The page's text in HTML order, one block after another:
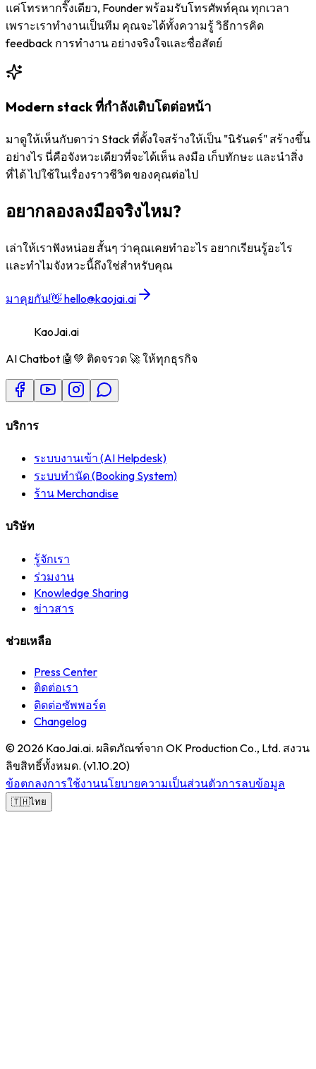
แค่โทรหากริ๊งเดียว, Founder พร้อมรับโทรศัพท์คุณ ทุกเวลา
เพราะเราทำงานเป็นทีม คุณจะได้ทั้งความรู้ วิธีการคิด
feedback การทำงาน อย่างจริงใจและซื่อสัตย์
Modern stack ที่กำลังเติบโตต่อหน้า
มาดูให้เห็นกับตาว่า Stack ที่ตั้งใจสร้างให้เป็น "นิรันดร์" สร้างขึ้น
อย่างไร นี่คือจังหวะเดียวที่จะได้เห็น ลงมือ เก็บทักษะ และนำสิ่ง
ที่ได้ ไปใช้ในเรื่องราวชีวิต ของคุณต่อไป
อยากลองลงมือจริงไหม?
เล่าให้เราฟังหน่อย สั้นๆ ว่าคุณเคยทำอะไร อยากเรียนรู้อะไร
และทำไมจังหวะนี้ถึงใช่สำหรับคุณ
มาคุยกัน!👋hello@kaojai.ai
KaoJai.ai
AI Chatbot 🤖💚 ติดจรวด 🚀 ให้ทุกธุรกิจ
บริการ
ระบบงานเข้า (AI Helpdesk)
ระบบทำนัด (Booking System)
ร้าน Merchandise
บริษัท
รู้จักเรา
ร่วมงาน
Knowledge Sharing
ข่าวสาร
ช่วยเหลือ
Press Center
ติดต่อเรา
ติดต่อซัพพอร์ต
Changelog
© 2026 KaoJai.ai. ผลิตภัณฑ์จาก OK Production Co., Ltd. สงวน
ลิขสิทธิ์ทั้งหมด. (v1.10.20)
ข้อตกลงการใช้งานนโยบายความเป็นส่วนตัวการลบข้อมูล
🇹🇭ไทย